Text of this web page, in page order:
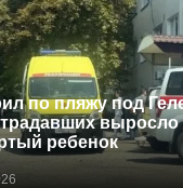
по пляжу под
выросло
ребенок